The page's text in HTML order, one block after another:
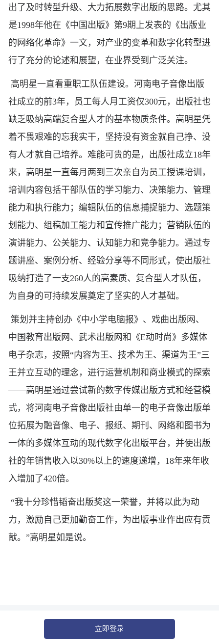
出了及时转型升级、大力拓展数字出版的思路。尤其
是1998年他在《中国出版》第9期上发表的《出版业
的网络化革命》一文，对产业的变革和数字化转型进
行了充分的论述和展望，在业界受到广泛关注。
高明星一直看重职工队伍建设。河南电子音像出版
社成立的前3年，员工每人月工资仅300元，出版社也
缺乏吸纳高端复合型人才的基本物质条件。高明星凭
着不畏艰难的忘我实干，坚持没有资金就自己挣、没
有人才就自己培养。难能可贵的是，出版社成立18年
来，高明星一直每月两到三次亲自为员工授课培训，
培训内容包括干部队伍的学习能力、决策能力、管理
能力和执行能力；编辑队伍的信息捕捉能力、选题策
划能力、组稿加工能力和宣传推广能力；营销队伍的
演讲能力、公关能力、认知能力和竞争能力。通过专
题讲座、案例分析、经验分享等不同形式，使出版社
吸纳打造了一支260人的高素质、复合型人才队伍，
为自身的可持续发展奠定了坚实的人才基础。
策划并主持创办《中小学电脑报》、戏曲出版网、
中国教育出版网、武术出版网和《E动时尚》多媒体
电子杂志，按照“内容为王、技术为王、渠道为王”三
王并立互动的理念，进行运营机制和商业模式的探索
——高明星通过尝试新的数字传媒出版方式和经营模
式，将河南电子音像出版社由单一的电子音像出版单
位拓展为融音像、电子、报纸、期刊、网络和图书为
一体的多媒体互动的现代数字化出版平台，并使出版
社的年销售收入以30%以上的速度递增，18年来年收
入增加了420倍。
“我十分珍惜韬奋出版奖这一荣誉，并将以此为动
力，激励自己更加勤奋工作，为出版事业作出应有贡
献。”高明星如是说。
立即登录